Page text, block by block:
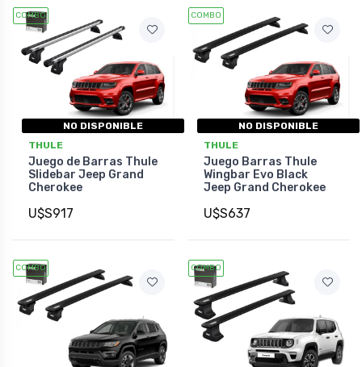
COMBO
NO DISPONIBLE
THULE
Juego de Barras Thule
Slidebar Jeep Grand
Cherokee
U$S917
COMBO
NO DISPONIBLE
THULE
Juego Barras Thule
Wingbar Evo Black
Jeep Grand Cherokee
U$S637
COMBO COMBO